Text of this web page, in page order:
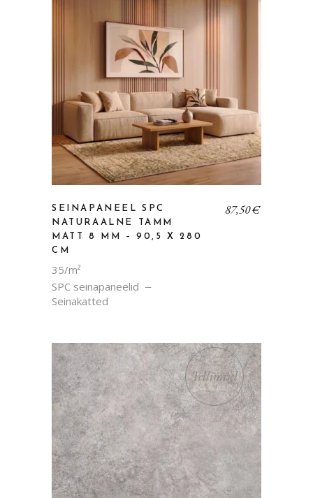
SEINAPANEEL SPC
NATURAALNE TAMM
MATT 8 MM – 90,5 X 280
CM
35/m²
SPC seinapaneelid
Seinakatted
87,50€
Tellimisel